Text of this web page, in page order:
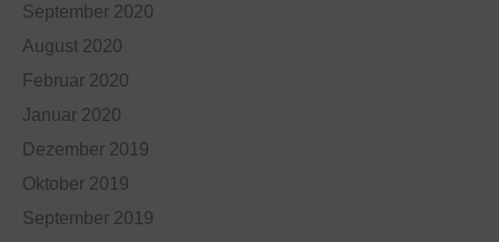
September 2020
August 2020
Februar 2020
Januar 2020
Dezember 2019
Oktober 2019
September 2019